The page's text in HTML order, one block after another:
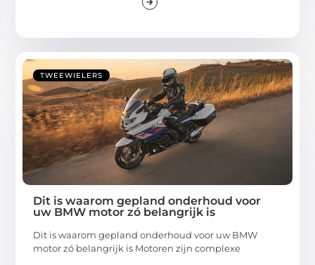
TWEEWIELERS
Dit is waarom gepland onderhoud voor
uw BMW motor zó belangrijk is
Dit is waarom gepland onderhoud voor uw BMW
motor zó belangrijk is Motoren zijn complexe